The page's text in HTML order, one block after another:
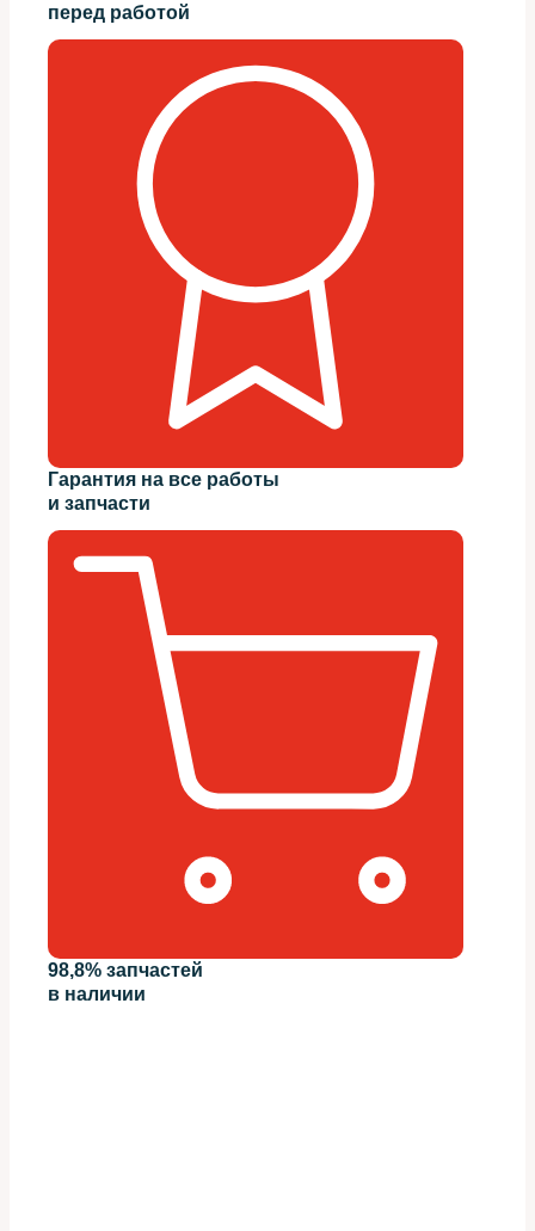
перед работой
Гарантия на все работы
и запчасти
98,8% запчастей
в наличии